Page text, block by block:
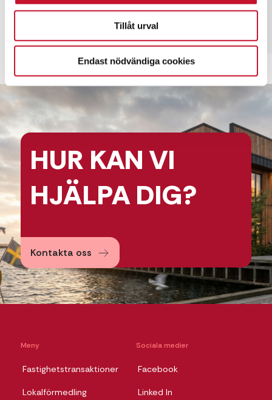
Tillåt urval
Endast nödvändiga cookies
HUR KAN VI
HJÄLPADIG?
Kontakta oss
Meny
Fastighetstransaktioner
Lokalförmedling
Sociala medier
Facebook
Linked In